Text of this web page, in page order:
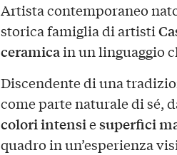
Artista contemporaneo
storica famiglia di artisti
ceramicain un linguaggio
Discendente di una
come parte naturale di sé,
colori intensiesuperfici
quadro in un’esperienza